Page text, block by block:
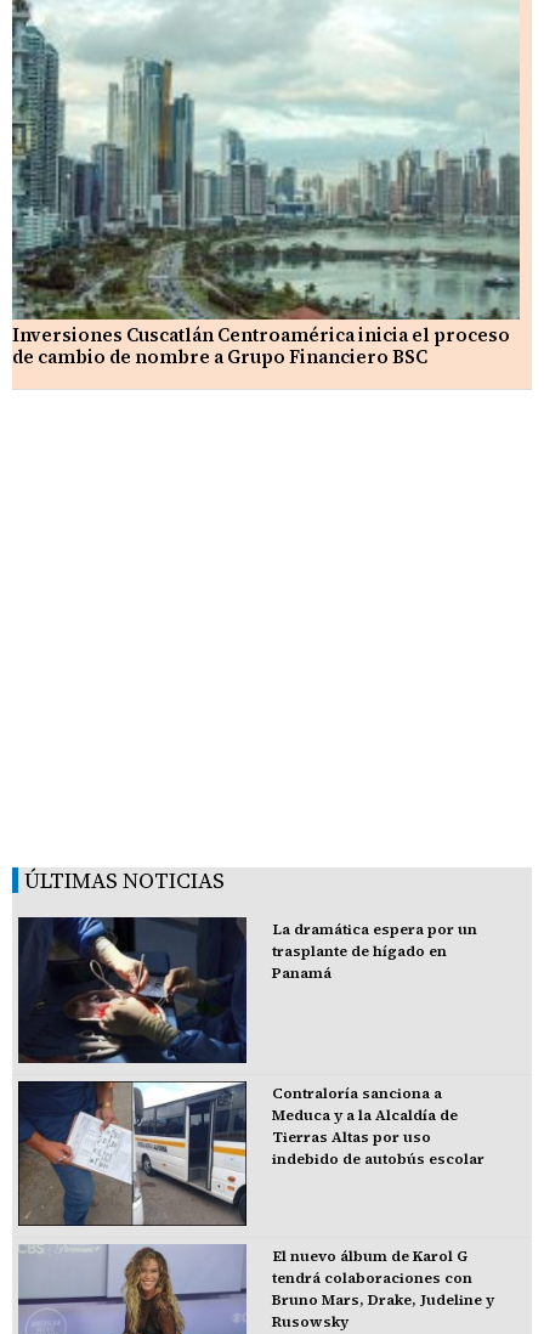
Inversiones Cuscatlán Centroamérica inicia el proceso
de cambio de nombre a Grupo Financiero BSC
ÚLTIMAS NOTICIAS
La dramática espera por un
trasplante de hígado en
Panamá
Contraloría sanciona a
Meduca y a la Alcaldía de
Tierras Altas por uso
indebido de autobús escolar
El nuevo álbum de Karol G
tendrá colaboraciones con
Bruno Mars, Drake, Judeline y
Rusowsky